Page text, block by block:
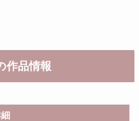
作品情報